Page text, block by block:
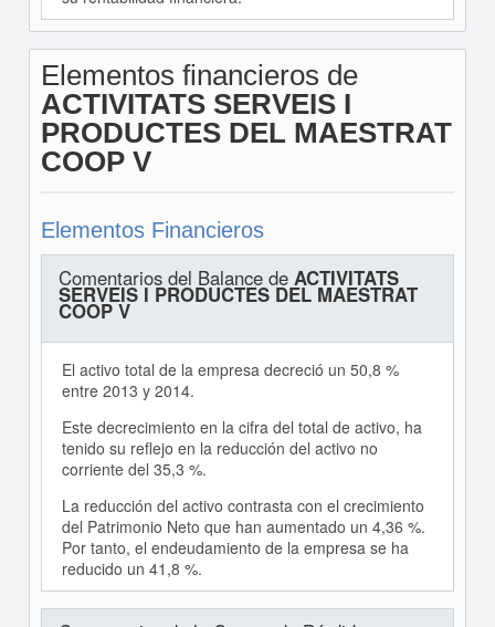
Elementos financieros de
ACTIVITATS SERVEIS I
PRODUCTES DEL MAESTRAT
COOP V
Elementos Financieros
Comentarios del Balance de ACTIVITATS
SERVEIS I PRODUCTES DEL MAESTRAT
COOP V
El activo total de la empresa decreció un 50,8 %
entre 2013 y 2014.
Este decrecimiento en la cifra del total de activo, ha
tenido su reflejo en la reducción del activo no
corriente del 35,3 %.
La reducción del activo contrasta con el crecimiento
del Patrimonio Neto que han aumentado un 4,36 %.
Por tanto, el endeudamiento de la empresa se ha
reducido un 41,8 %.